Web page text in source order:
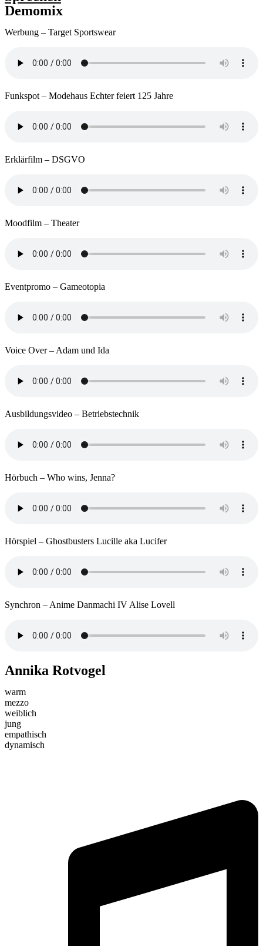
Demomix
Werbung – Target Sportswear
Funkspot – Modehaus Echter feiert 125 Jahre
Erklärfilm – DSGVO
Moodfilm – Theater
Eventpromo – Gameotopia
Voice Over – Adam und Ida
Ausbildungsvideo – Betriebstechnik
Hörbuch – Who wins, Jenna?
Hörspiel – Ghostbusters Lucille aka Lucifer
Synchron – Anime Danmachi IV Alise Lovell
Annika Rotvogel
warm
mezzo
weiblich
jung
empathisch
dynamisch